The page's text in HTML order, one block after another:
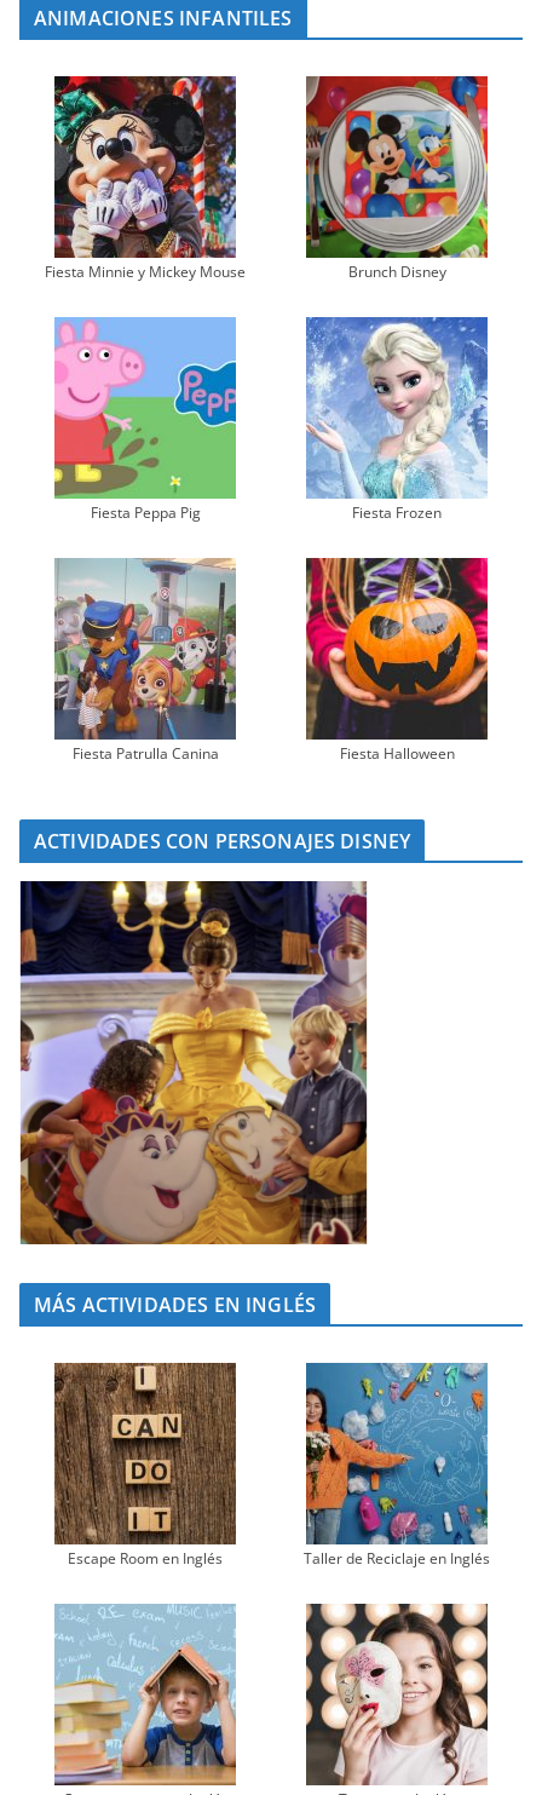
ANIMACIONES INFANTILES
Fiesta Minnie y Mickey Mouse Brunch Disney
Fiesta Peppa Pig Fiesta Frozen
Fiesta Patrulla Canina Fiesta Halloween
ACTIVIDADES CON PERSONAJES DISNEY
MÁS ACTIVIDADES EN INGLÉS
Escape Room en Inglés Taller de Reciclaje en Inglés